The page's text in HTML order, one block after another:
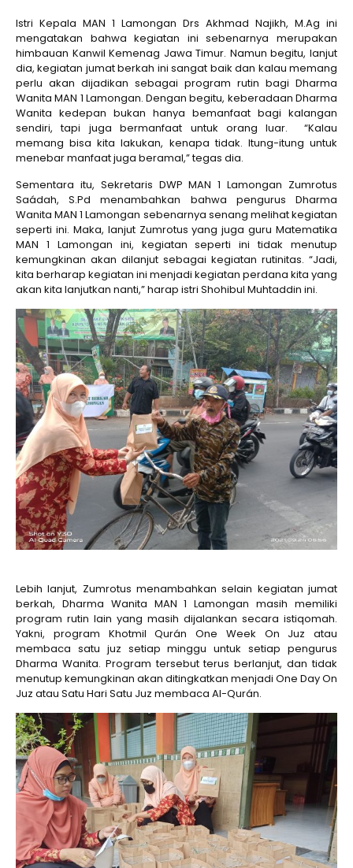
Istri Kepala MAN 1 Lamongan Drs Akhmad Najikh, M.Ag ini
mengatakan bahwa kegiatan ini sebenarnya merupakan
himbauan Kanwil Kemenag Jawa Timur. Namun begitu, lanjut
dia, kegiatan jumat berkah ini sangat baik dan kalau memang
perlu akan dijadikan sebagai program rutin bagi Dharma
Wanita MAN 1 Lamongan. Dengan begitu, keberadaan Dharma
Wanita kedepan bukan hanya bemanfaat bagi kalangan
sendiri, tapi juga bermanfaat untuk orang luar. “Kalau
memang bisa kita lakukan, kenapa tidak. Itung-itung untuk
menebar manfaat juga beramal,” tegas dia.
Sementara itu, Sekretaris DWP MAN 1 Lamongan Zumrotus
Saádah, S.Pd menambahkan bahwa pengurus Dharma
Wanita MAN 1 Lamongan sebenarnya senang melihat kegiatan
seperti ini. Maka, lanjut Zumrotus yang juga guru Matematika
MAN 1 Lamongan ini, kegiatan seperti ini tidak menutup
kemungkinan akan dilanjut sebagai kegiatan rutinitas. “Jadi,
kita berharap kegiatan ini menjadi kegiatan perdana kita yang
akan kita lanjutkan nanti,” harap istri Shohibul Muhtaddin ini.
Lebih lanjut, Zumrotus menambahkan selain kegiatan jumat
berkah, Dharma Wanita MAN 1 Lamongan masih memiliki
program rutin lain yang masih dijalankan secara istiqomah.
Yakni, program Khotmil Qurán One Week On Juz atau
membaca satu juz setiap minggu untuk setiap pengurus
Dharma Wanita. Program tersebut terus berlanjut, dan tidak
menutup kemungkinan akan ditingkatkan menjadi One Day On
Juz atau Satu Hari Satu Juz membaca Al-Qurán.